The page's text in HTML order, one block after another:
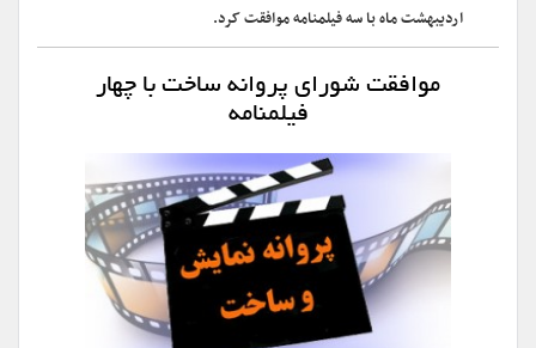
اردیبهشت ماه با سه فیلمنامه موافقت کرد.
موافقت شورای پروانه ساخت با چهار
فیلمنامه